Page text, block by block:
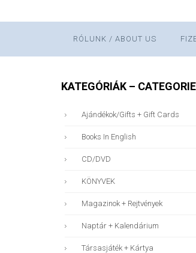
RÓLUNK / ABOUT US
KATEGÓRIÁK –
Ajándékok/gifts + Gift Cards
Books In English
CD/DVD
KÖNYVEK
Magazinok + Rejtvények
Naptár + Kalendárium
Társasjáték + Kártya